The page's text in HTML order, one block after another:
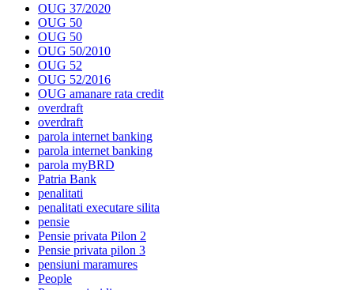
OUG 37/2020
OUG 50
OUG 50
OUG 50/2010
OUG 52
OUG 52/2016
OUG amanare rata credit
overdraft
overdraft
parola internet banking
parola internet banking
parola myBRD
Patria Bank
penalitati
penalitati executare silita
pensie
Pensie privata Pilon 2
Pensie privata pilon 3
pensiuni maramures
People